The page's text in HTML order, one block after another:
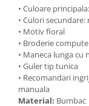
• Culoare
• Culori secundare:
• Motiv floral
• Broderie
• Maneca lunga cu
• Guler tip tunica
• Recomandari
manuala
Material: Bumbac